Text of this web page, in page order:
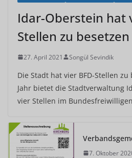
Idar-Oberstein hat
Stellen zu besetzen
27. April 2021 Songül Sevindik
Die Stadt hat vier BFD-Stellen
Jahr bietet die Stadtverwaltung
vier Stellen im
7. Oktober